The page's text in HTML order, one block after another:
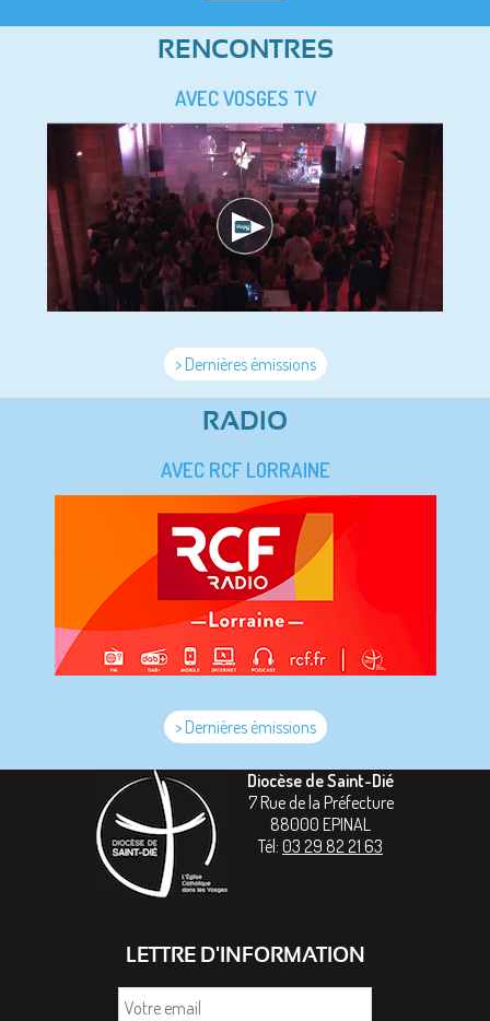
RENCONTRES
AVEC VOSGES TV
> Dernières émissions
RADIO
AVEC RCF LORRAINE
> Dernières émissions
Diocèse de Saint-Dié
7 Rue de la Préfecture
88000 EPINAL
Tél: 03 29 82 21 63
LETTRE D'INFORMATION